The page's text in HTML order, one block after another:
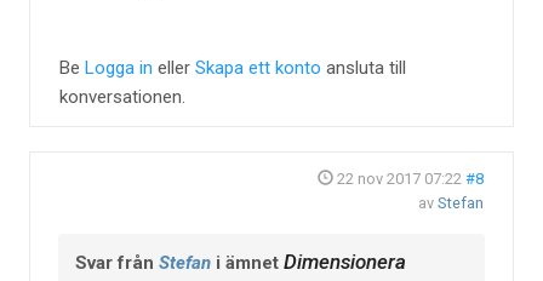
Be Logga in eller Skapa ett konto ansluta till
konversationen.
22 nov 2017 07:22 #8
av Stefan
Svar från Stefan i ämnet Dimensionera